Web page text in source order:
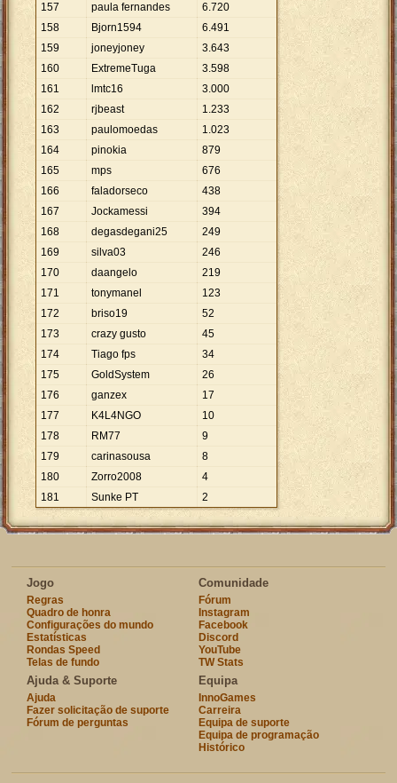
157
paula fernandes 6.720
158
Bjorn1594 6.491
159
joneyjoney 3.643
160
ExtremeTuga 3.598
161
lmtc16 3.000
162
rjbeast 1.233
163
paulomoedas 1.023
164
pinokia
879
165
mps
676
166
faladorseco
438
167
Jockamessi
394
168
degasdegani25
249
169
silva03
246
170
daangelo
219
171
tonymanel
123
172
briso19
52
173
crazy gusto
45
174
Tiago fps
34
175
GoldSystem
26
176
ganzex
17
177
K4L4NGO
10
178
RM77
9
179
carinasousa
8
180
Zorro2008
4
181
Sunke PT 2
Jogo
Regras
Quadro de honra
Configurações do mundo
Estatísticas
Rondas Speed
Telas de fundo
Comunidade
Fórum
Instagram
Facebook
Discord
YouTube
TW Stats
Ajuda & Suporte
Ajuda
Fazer solicitação de suporte
Fórum de perguntas
Equipa
InnoGames
Carreira
Equipa de suporte
Equipa de programação
Histórico